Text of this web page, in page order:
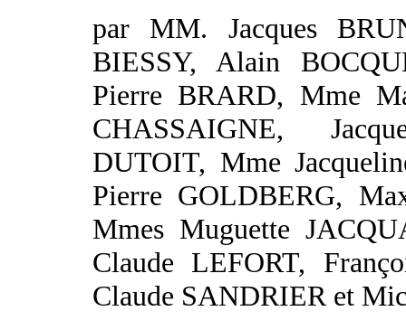
par MM. Jacques
BIESSY, Alain
Pierre BRARD, Mme
CHASSAIGNE,
DUTOIT, Mme
Pierre GOLDBERG,
Mmes Muguette
Claude LEFORT,
Claude SANDRIER et